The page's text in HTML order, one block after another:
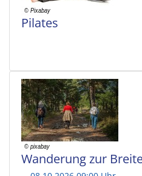
Pilates
Wanderung zur